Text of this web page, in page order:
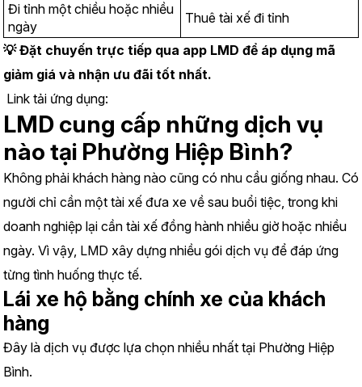
Đi tỉnh một chiều hoặc nhiều
ngày
Thuê tài xế đi tỉnh
💡 Đặt chuyến trực tiếp qua app LMD để áp dụng mã
giảm giá và nhận ưu đãi tốt nhất.
Link tải ứng dụng:
LMD cung cấp những dịch vụ
nào tại Phường Hiệp Bình?
Không phải khách hàng nào cũng có nhu cầu giống nhau. Có
người chỉ cần một tài xế đưa xe về sau buổi tiệc, trong khi
doanh nghiệp lại cần tài xế đồng hành nhiều giờ hoặc nhiều
ngày. Vì vậy, LMD xây dựng nhiều gói dịch vụ để đáp ứng
từng tình huống thực tế.
Lái xe hộ bằng chính xe của khách
hàng
Đây là dịch vụ được lựa chọn nhiều nhất tại Phường Hiệp
Bình.